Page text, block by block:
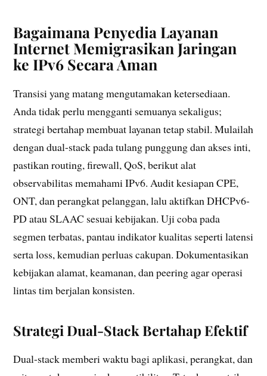
Bagaimana Penyedia Layanan
Internet Memigrasikan Jaringan
ke IPv6 Secara Aman
Transisi yang matang mengutamakan ketersediaan.
Anda tidak perlu mengganti semuanya sekaligus;
strategi bertahap membuat layanan tetap stabil. Mulailah
dengan dual-stack pada tulang punggung dan akses inti,
pastikan routing, firewall, QoS, berikut alat
observabilitas memahami IPv6. Audit kesiapan CPE,
ONT, dan perangkat pelanggan, lalu aktifkan DHCPv6-
PD atau SLAAC sesuai kebijakan. Uji coba pada
segmen terbatas, pantau indikator kualitas seperti latensi
serta loss, kemudian perluas cakupan. Dokumentasikan
kebijakan alamat, keamanan, dan peering agar operasi
lintas tim berjalan konsisten.
Strategi Dual-Stack Bertahap Efektif
Dual-stack memberi waktu bagi aplikasi, perangkat, dan